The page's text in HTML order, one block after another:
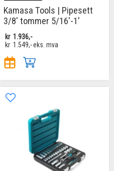
Kamasa Tools | Pipesett
3/8' tommer 5/16'-1'
kr 1.936,-
kr 1.549,-eks. mva